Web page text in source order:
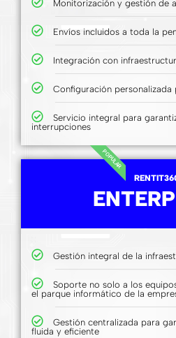
Monitorización y gestión de
Envíos incluidos a toda la
Integración con
Configuración personalizada
Servicio integral para
interrupciones
POPULAR
Gestión integral de la
Soporte no solo a los
el parque informático de la
Gestión centralizada para
fluida y eficiente